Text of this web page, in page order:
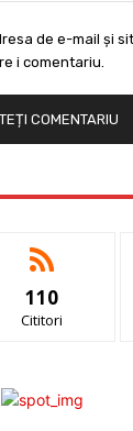
de e-mail și
i comentariu.
110
Cititori